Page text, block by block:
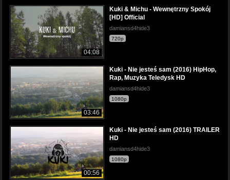
04:08
Kuki & Michu - Wewnętrzny Spokój
[HD] Official
damiansd4hide3
720p
03:46
Kuki - Nie jesteś sam (2016) HipHop,
Rap, Muzyka Teledysk HD
damiansd4hide3
1080p
00:56
Kuki - Nie jesteś sam (2016) TRAILER
HD
damiansd4hide3
1080p